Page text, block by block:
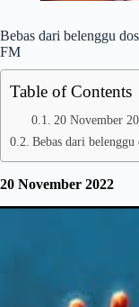
Bebas dari belenggu
FM
Table of Contents
20 November
Bebas dari belenggu
20 November 2022